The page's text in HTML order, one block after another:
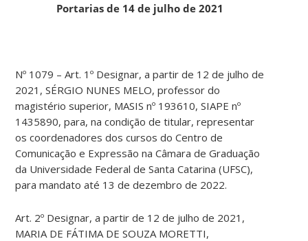
Portarias de 14 de julho de 2021
Nº 1079 – Art. 1º Designar, a partir de 12 de julho de
2021, SÉRGIO NUNES MELO, professor do
magistério superior, MASIS nº 193610, SIAPE nº
1435890, para, na condição de titular, representar
os coordenadores dos cursos do Centro de
Comunicação e Expressão na Câmara de Graduação
da Universidade Federal de Santa Catarina (UFSC),
para mandato até 13 de dezembro de 2022.
Art. 2º Designar, a partir de 12 de julho de 2021,
MARIA DE FÁTIMA DE SOUZA MORETTI,